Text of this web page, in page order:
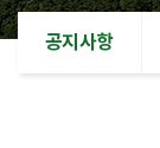
공지사항